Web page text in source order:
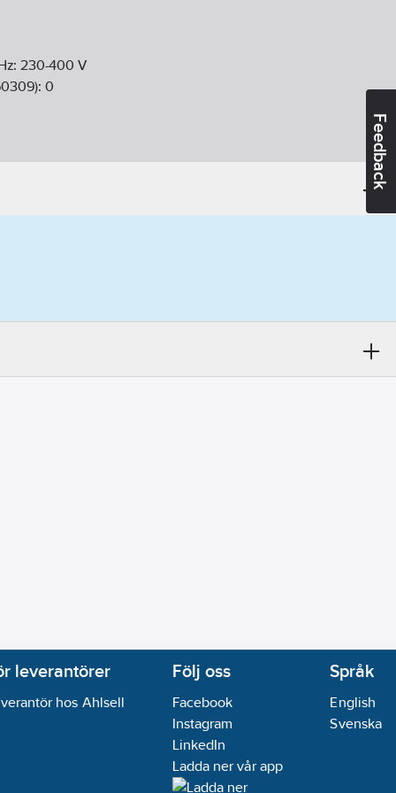
Feedback
230-400 V
0
A
leverantörer
hos Ahlsell
Följ oss
Facebook
Instagram
LinkedIn
Ladda ner vår app
Språk
English
Svenska